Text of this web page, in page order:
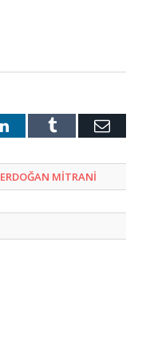
LinkedInTumblr E-
ERDOĞAN MITRANI